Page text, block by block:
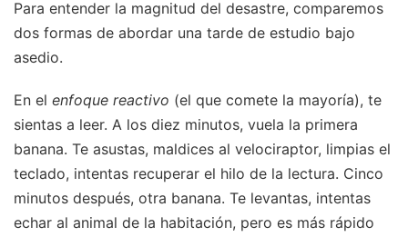
Para entender la magnitud del desastre, comparemos
dos formas de abordar una tarde de estudio bajo
asedio.
En el enfoque reactivo (el que comete la mayoría), te
sientas a leer. A los diez minutos, vuela la primera
banana. Te asustas, maldices al velociraptor, limpias el
teclado, intentas recuperar el hilo de la lectura. Cinco
minutos después, otra banana. Te levantas, intentas
echar al animal de la habitación, pero es más rápido